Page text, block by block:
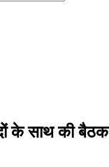
के साथ की बैठक